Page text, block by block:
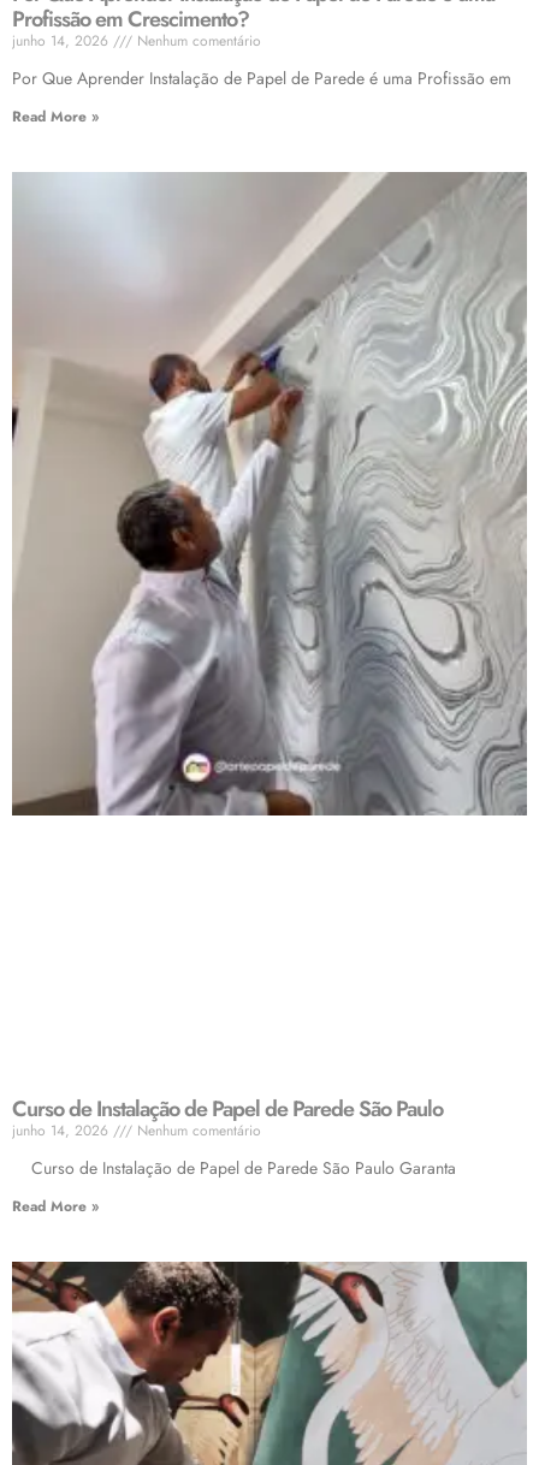
Profissão em Crescimento?
junho 14, 2026 Nenhum comentário
Por Que Aprender Instalação de Papel de Parede é uma Profissão em
Read More »
Curso de Instalação de Papel de Parede São Paulo
junho 14, 2026 Nenhum comentário
Curso de Instalação de Papel de Parede São Paulo Garanta
Read More »